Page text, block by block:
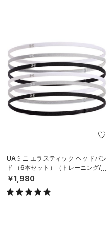
UAミニ エラスティック ヘッドバン
ド （6本セット）（トレーニング/W
OMEN）
￥1,980